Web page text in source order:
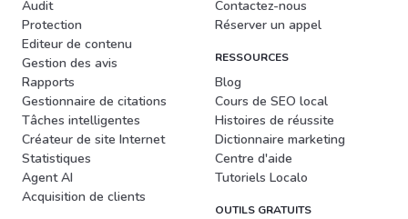
Audit
Protection
Editeur de contenu
Gestion des avis
Rapports
Gestionnaire de citations
Tâches intelligentes
Créateur de site Internet
Statistiques
Agent AI
Acquisition de clients
Contactez-nous
Réserver un appel
RESSOURCES
Blog
Cours de SEO local
Histoires de réussite
Dictionnaire marketing
Centre d'aide
Tutoriels Localo
OUTILS GRATUITS